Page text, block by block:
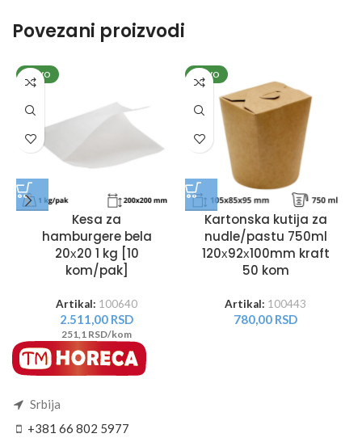
Povezani proizvodi
NOVO
Kesa za
hamburgere bela
20х20 1 kg [10
kom/pak]
Artikal: 100640
2.511,00 RSD
251,1 RSD/kom
NOVO
Kartonska kutija za
nudle/pastu 750ml
120х92х100mm kraft
50 kom
Artikal: 100443
780,00 RSD
Srbija
+381 66 802 5977